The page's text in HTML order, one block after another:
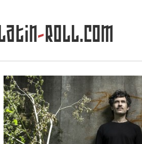
Saltar
Latin-Roll.com